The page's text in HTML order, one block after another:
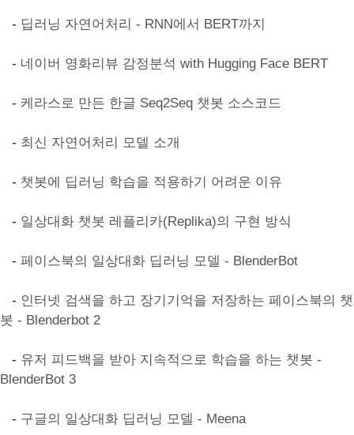
- 딥러닝 자연어처리 - RNN에서 BERT까지
- 네이버 영화리뷰 감정분석 with Hugging Face BERT
- 케라스로 만든 한글 Seq2Seq 챗봇 소스코드
- 최신 자연어처리 모델 소개
- 챗봇에 딥러닝 학습을 적용하기 어려운 이유
- 일상대화 챗봇 레플리카(Replika)의 구현 방식
- 페이스북의 일상대화 딥러닝 모델 - BlenderBot
- 인터넷 검색을 하고 장기기억을 저장하는 페이스북의 챗
봇 - Blenderbot 2
- 유저 피드백을 받아 지속적으로 학습을 하는 챗봇 -
BlenderBot 3
- 구글의 일상대화 딥러닝 모델 - Meena